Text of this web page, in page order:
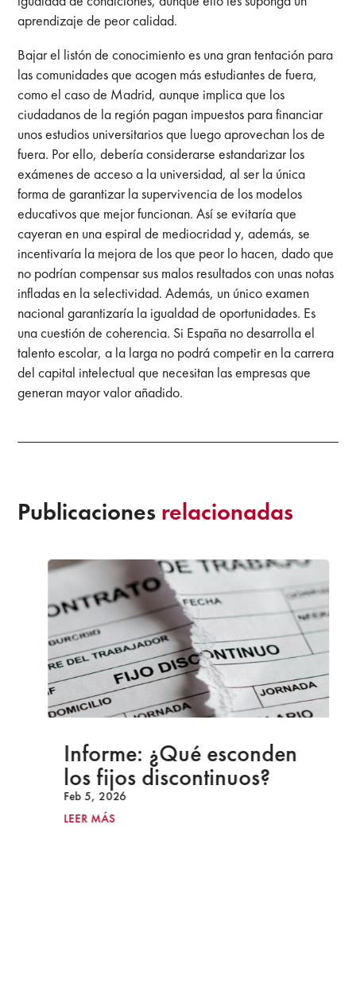
aprendizaje de peor calidad.
Bajar el listón de conocimiento es una gran tentación para
las comunidades que acogen más estudiantes de fuera,
como el caso de Madrid, aunque implica que los
ciudadanos de la región pagan impuestos para financiar
unos estudios universitarios que luego aprovechan los de
fuera. Por ello, debería considerarse estandarizar los
exámenes de acceso a la universidad, al ser la única
forma de garantizar la supervivencia de los modelos
educativos que mejor funcionan. Así se evitaría que
cayeran en una espiral de mediocridad y, además, se
incentivaría la mejora de los que peor lo hacen, dado que
no podrían compensar sus malos resultados con unas notas
infladas en la selectividad. Además, un único examen
nacional garantizaría la igualdad de oportunidades. Es
una cuestión de coherencia. Si España no desarrolla el
talento escolar, a la larga no podrá competir en la carrera
del capital intelectual que necesitan las empresas que
generan mayor valor añadido.
Publicaciones relacionadas
Informe: ¿Qué esconden
los fijos discontinuos?
Feb 5, 2026
LEER MÁS